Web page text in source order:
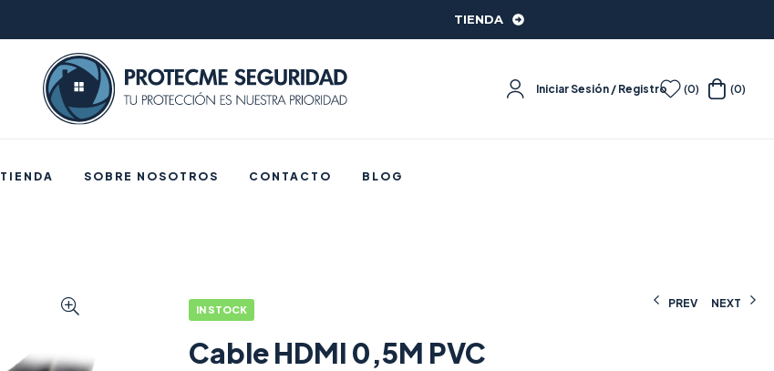
TIENDA
Iniciar Sesión / Registro (0) (0)
TIENDA SOBRE NOSOTROS CONTACTO BLOG
PREV NEXT
IN STOCK
Cable HDMI 0,5M PVC